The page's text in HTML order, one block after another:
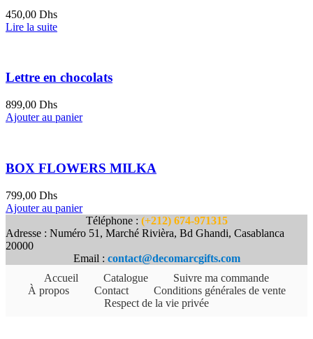
450,00 Dhs
Lire la suite
Lettre en chocolats
899,00 Dhs
Ajouter au panier
BOX FLOWERS MILKA
799,00 Dhs
Ajouter au panier
Téléphone : (+212) 674-971315
Adresse : Numéro 51, Marché Rivièra, Bd Ghandi, Casablanca
20000
Email : contact@decomarcgifts.com
Accueil
Catalogue
Suivre ma commande
À propos
Contact
Conditions générales de vente
Respect de la vie privée